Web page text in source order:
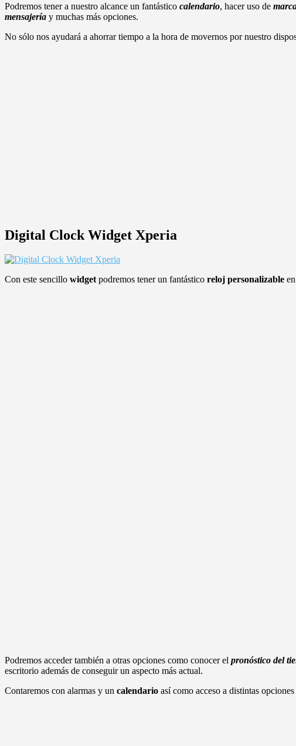
Podremos tener a nuestro alcance un fantástico calendario, hacer uso de
mensajería y muchas más opciones.
No sólo nos ayudará a ahorrar tiempo a la hora de movernos por nuestro
Digital Clock Widget Xperia
Con este sencillo widgetpodremos tener un fantástico reloj personalizable
Podremos acceder también a otras opciones como conocer el pronóstico del
escritorio además de conseguir un aspecto más actual.
Contaremos con alarmas y un calendario así como acceso a distintas